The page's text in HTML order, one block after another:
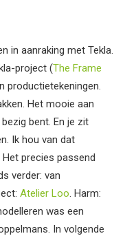
in aanraking met Tekla.
project (The Frame
productietekeningen.
Het mooie aan
bent. En je zit
Ik hou van dat
precies passend
verder: van
Atelier Loo. Harm:
was een
In volgende